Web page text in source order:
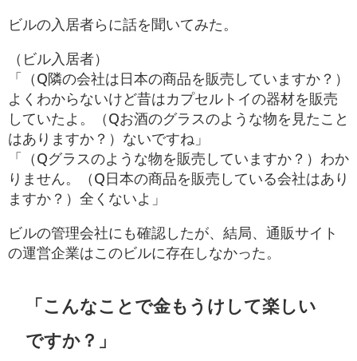
ビルの入居者らに話を聞いてみた。
（ビル入居者）
「（Q隣の会社は日本の商品を販売していますか？）
よくわからないけど昔はカプセルトイの器材を販売
していたよ。（Qお酒のグラスのような物を見たこと
はありますか？）ないですね」
「（Qグラスのような物を販売していますか？）わか
りません。（Q日本の商品を販売している会社はあり
ますか？）全くないよ」
ビルの管理会社にも確認したが、結局、通販サイト
の運営企業はこのビルに存在しなかった。
「こんなことで金もうけして楽しい
ですか？」